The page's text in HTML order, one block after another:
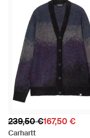
239,50 €167,50 €
Carhartt